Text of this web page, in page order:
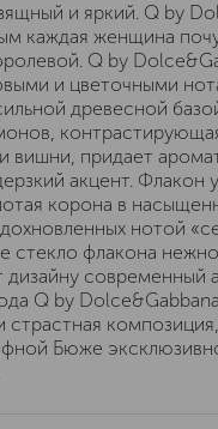
и яркий. Q by
каждая женщина
Q by
и цветочными
древесной
вишни, придает
акцент. Флакон
корона в
нотой
стекло флакона
дизайну современный
Q by
страстная
Бюже